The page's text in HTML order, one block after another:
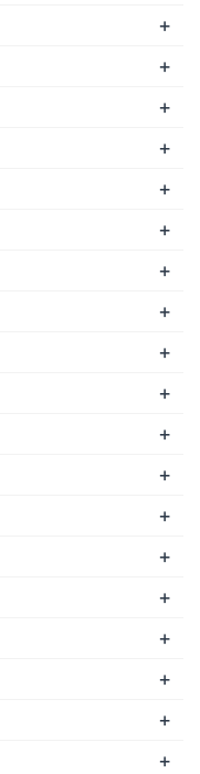
+
+
+
+
+
+
+
+
+
+
+
+
+
+
+
+
+
+
+